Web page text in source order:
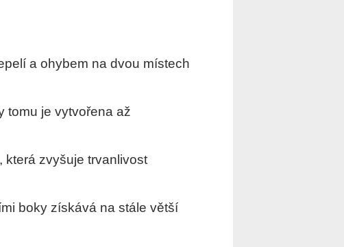
a ohybem na dvou místech
tomu je vytvořena až
která zvyšuje trvanlivost
boky získává na stále větší